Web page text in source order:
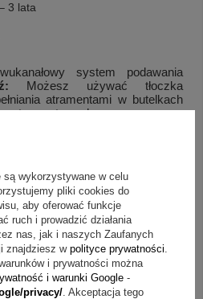
3 lata
system podawania
Możesz używać tłoczka
atramentami w butelkach
atramentowych.
w tym zestawie?
jest grawer na piórze oraz
na prezent biznesowy?
ma zdecydowany kształt i
jest zapakowany w eleganckie
etui prezentowym.
producent? Odpowiedź:
3 lata.
są wykorzystywane w celu
pliki cookies do
aby oferować funkcje
ruch i prowadzić działania
nas, jak i naszych Zaufanych
znajdziesz w polityce prywatności
i prywatności można
i warunki Google -
privacy/ . Akceptacja tego